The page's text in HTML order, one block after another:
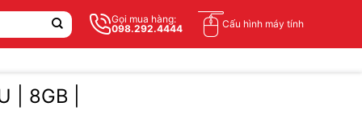
Gọi mua hàng:
098.292.4444
Cấu hình máy tính
| 8GB |